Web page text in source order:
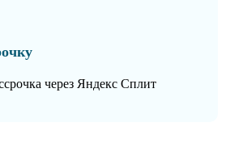
через Яндекс Сплит